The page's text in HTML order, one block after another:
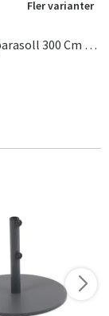
Fler varianter
Reggio Träparasoll 300 Cm Marin